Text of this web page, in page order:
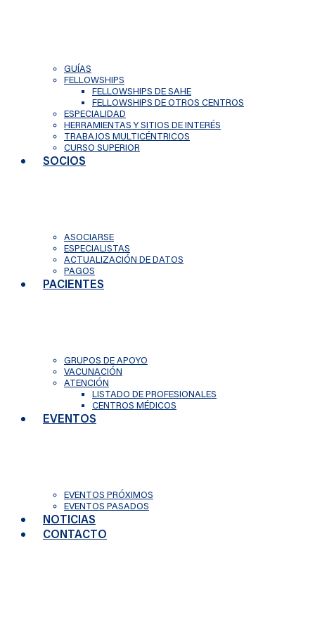
GUÍAS
FELLOWSHIPS
FELLOWSHIPS DE SAHE
FELLOWSHIPS DE OTROS CENTROS
ESPECIALIDAD
HERRAMIENTAS Y SITIOS DE INTERÉS
TRABAJOS MULTICÉNTRICOS
CURSO SUPERIOR
SOCIOS
ASOCIARSE
ESPECIALISTAS
ACTUALIZACIÓN DE DATOS
PAGOS
PACIENTES
GRUPOS DE APOYO
VACUNACIÓN
ATENCIÓN
LISTADO DE PROFESIONALES
CENTROS MÉDICOS
EVENTOS
EVENTOS PRÓXIMOS
EVENTOS PASADOS
NOTICIAS
CONTACTO